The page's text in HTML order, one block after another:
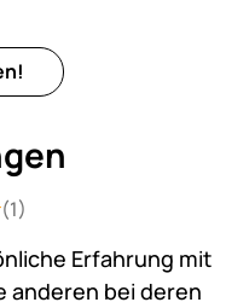
5 (1 Bewertungen)
(1)
Erfahrung mit
anderen bei deren